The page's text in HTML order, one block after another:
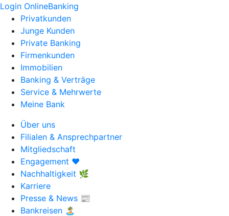
Login OnlineBanking
Privatkunden
Junge Kunden
Private Banking
Firmenkunden
Immobilien
Banking & Verträge
Service & Mehrwerte
Meine Bank
Über uns
Filialen & Ansprechpartner
Mitgliedschaft
Engagement ❤️
Nachhaltigkeit 🌿
Karriere
Presse & News 📰
Bankreisen 🏝️